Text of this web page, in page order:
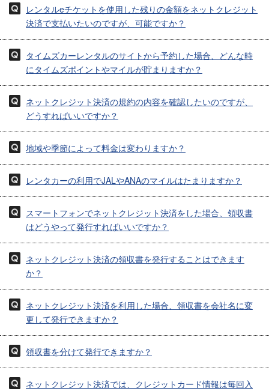
レンタルeチケットを使用した残りの金額をネットクレジット
決済で支払いたいのですが、可能ですか？
タイムズカーレンタルのサイトから予約した場合、どんな時
にタイムズポイントやマイルが貯まりますか？
ネットクレジット決済の規約の内容を確認したいのですが、
どうすればいいですか？
地域や季節によって料金は変わりますか？
レンタカーの利用でJALやANAのマイルはたまりますか？
スマートフォンでネットクレジット決済をした場合、領収書
はどうやって発行すればいいですか？
ネットクレジット決済の領収書を発行することはできます
か？
ネットクレジット決済を利用した場合、領収書を会社名に変
更して発行できますか？
領収書を分けて発行できますか？
ネットクレジット決済では、クレジットカード情報は毎回入